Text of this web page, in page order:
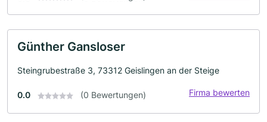
Günther Gansloser
Steingrubestraße 3, 73312 Geislingen an der Steige
0.0 (0 Bewertungen) Firma bewerten